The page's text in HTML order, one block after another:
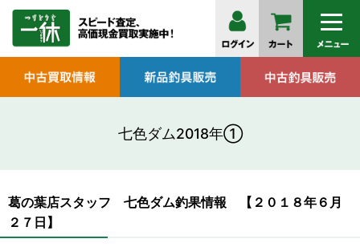
七色ダム2018年①
葛の葉店スタッフ 七色ダム釣果情報 【２０１８年６月
２７日】